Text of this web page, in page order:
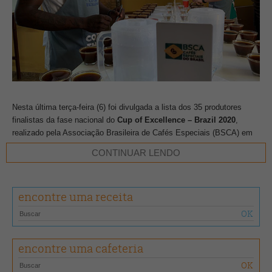
Nesta última terça-feira (6) foi divulgada a lista dos 35 produtores
finalistas da fase nacional do Cup of Excellence – Brazil 2020,
realizado pela Associação Brasileira de Cafés Especiais (BSCA) em
parceria com a Agência de Promoção de Exportações e
Investimentos (Apex-Brasil) e a Alliance for Coffee Excellence (ACE).
A edição do concurso contou com a inscrição de 655 lotes, dos quais
100 foram selecionados para a segunda etapa da competição
essa seleção, as amostras foram reavaliadas e os 35 cafés que
obtiveram nota igual ou superior a 87 pontos compuseram a lista dos
finalistas da fase nacional. Confira abaixo os nomes:
CONTINUAR LENDO
encontre uma receita
encontre uma cafeteria